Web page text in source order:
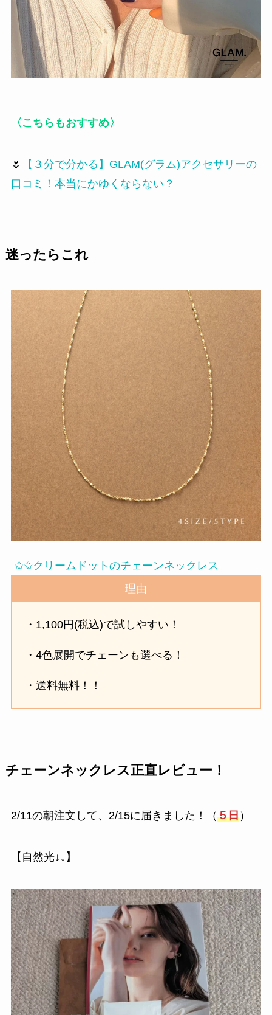
〈こちらもおすすめ〉
🌷
【３分で分かる】GLAM(グラム)アクセサリーの
口コミ！本当にかゆくならない？
迷ったらこれ
✩✩クリームドットのチェーンネックレス
理由
・1,100円(税込)で試しやすい！
・4色展開でチェーンも選べる！
・送料無料！！
チェーンネックレス正直レビュー！
2/11の朝注文して、2/15に届きました！（５日）
【自然光↓↓】